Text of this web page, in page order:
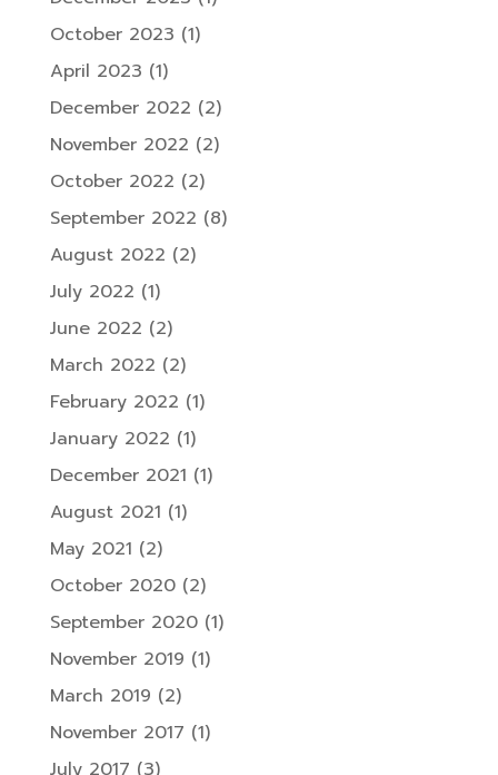
October 2023 (1)
April 2023 (1)
December 2022 (2)
November 2022 (2)
October 2022 (2)
September 2022 (8)
August 2022 (2)
July 2022 (1)
June 2022 (2)
March 2022 (2)
February 2022 (1)
January 2022 (1)
December 2021 (1)
August 2021 (1)
May 2021 (2)
October 2020(2)
September 2020(1)
November 2019 (1)
March 2019 (2)
November 2017 (1)
July 2017 (3)